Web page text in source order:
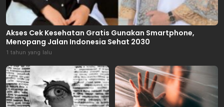
Akses Cek Kesehatan Gratis Gunakan Smartphone,
Menopang Jalan Indonesia Sehat 2030
1 tahun yang lalu